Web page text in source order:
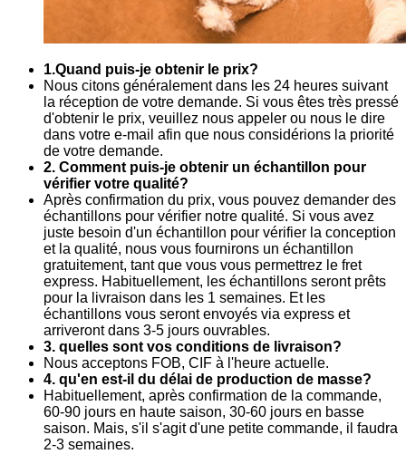
1.Quand puis-je obtenir le prix?
Nous citons généralement dans les 24 heures suivant
la réception de votre demande. Si vous êtes très pressé
d'obtenir le prix, veuillez nous appeler ou nous le dire
dans votre e-mail afin que nous considérions la priorité
de votre demande.
2. Comment puis-je obtenir un échantillon pour
vérifier votre qualité?
Après confirmation du prix, vous pouvez demander des
échantillons pour vérifier notre qualité. Si vous avez
juste besoin d'un échantillon pour vérifier la conception
et la qualité, nous vous fournirons un échantillon
gratuitement, tant que vous vous permettrez le fret
express. Habituellement, les échantillons seront prêts
pour la livraison dans les 1 semaines. Et les
échantillons vous seront envoyés via express et
arriveront dans 3-5 jours ouvrables.
3. quelles sont vos conditions de livraison?
Nous acceptons FOB, CIF à l'heure actuelle.
4. qu'en est-il du délai de production de masse?
Habituellement, après confirmation de la commande,
60-90 jours en haute saison, 30-60 jours en basse
saison. Mais, s'il s'agit d'une petite commande, il faudra
2-3 semaines.